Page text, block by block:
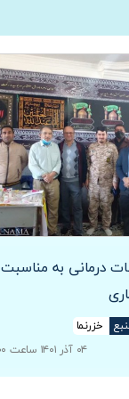
درمانی به مناسبت
خزرنما
۰۴ آذر ۱۴۰۱ ساعت ۱۷:۰۹:۰۰